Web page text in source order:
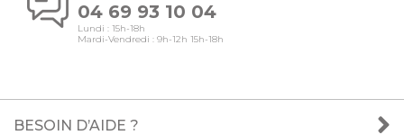
04 69 93 10 04
Lundi : 15h-18h
Mardi-Vendredi : 9h-12h 15h-18h
BESOIN D’AIDE ?